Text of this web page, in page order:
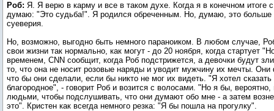
Роб: Я. Я верю в карму и все в таком духе. Когда я в конечном итоге
думаю: "Это судьба!". Я родился обреченным. Но, думаю, это больше
суеверия.
Но, возможно, выгодно быть немного параноиком. В любом случае,
свои жизни так нормально, как могут - до 20 ноября, когда стартует
временем, CNN сообщит, когда Роб подстрижется, а девочки будут
то, что она не носит розовые наряды и уводит мужчину их мечты.
что бы они сделали, если бы никто не мог их видеть. "Я хотел сказать
благородное", - говорит Роб и возится с волосами. "Но я бы,
людьми, чтобы подслушивать, что они думают обо мне - а затем
это". Кристен как всегда немного резка: "Я бы пошла на прогулку".